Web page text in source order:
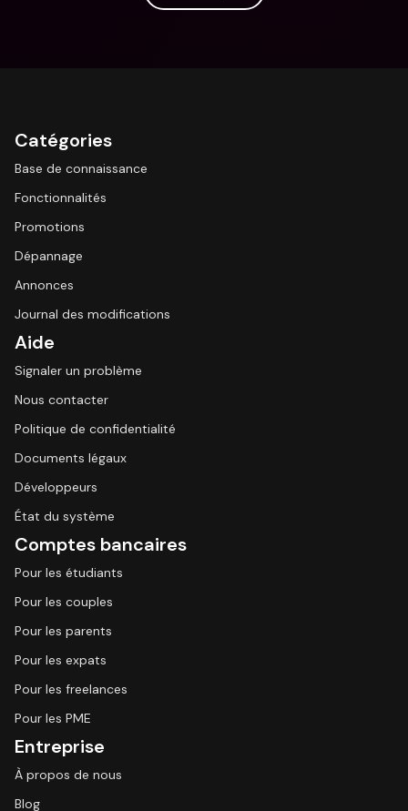
Catégories
Base de connaissance
Fonctionnalités
Promotions
Dépannage
Annonces
Journal des modifications
Aide
Signaler un problème
Nous contacter
Politique de confidentialité
Documents légaux
Développeurs
État du système
Comptes bancaires
Pour les étudiants
Pour les couples
Pour les parents
Pour les expats
Pour les freelances
Pour les PME
Entreprise
À propos de nous
Blog